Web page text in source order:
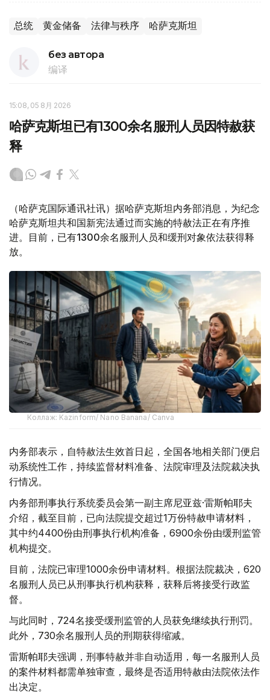
总统 黄金储备 法律与秩序 哈萨克斯坦
без автора
编译
15:08, 05 8月 2026
哈萨克斯坦已有1300余名服刑人员因特赦获
释
（哈萨克国际通讯社讯）据哈萨克斯坦内务部消息，为纪念
哈萨克斯坦共和国新宪法通过而实施的特赦法正在有序推
进。目前，已有1300余名服刑人员和缓刑对象依法获得释
放。
Коллаж: Kazinform/ Nano Banana/ Canva
内务部表示，自特赦法生效首日起，全国各地相关部门便启
动系统性工作，持续监督材料准备、法院审理及法院裁决执
行情况。
内务部刑事执行系统委员会第一副主席尼亚兹·雷斯帕耶夫
介绍，截至目前，已向法院提交超过1万份特赦申请材料，
其中约4400份由刑事执行机构准备，6900余份由缓刑监管
机构提交。
目前，法院已审理1000余份申请材料。根据法院裁决，620
名服刑人员已从刑事执行机构获释，获释后将接受行政监
督。
与此同时，724名接受缓刑监管的人员获免继续执行刑罚。
此外，730余名服刑人员的刑期获得缩减。
雷斯帕耶夫强调，刑事特赦并非自动适用，每一名服刑人员
的案件材料都需单独审查，最终是否适用特赦由法院依法作
出决定。